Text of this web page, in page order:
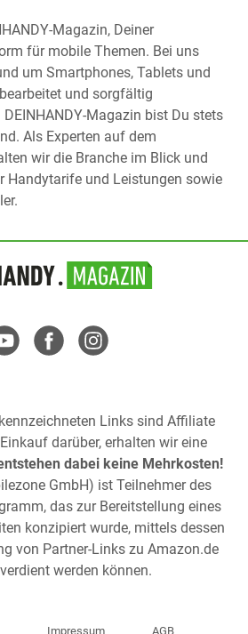
Magazin, Deiner
für mobile Themen. Bei uns
um Smartphones, Tablets und
und sorgfältig
Magazin bist Du stets
Als Experten auf dem
wir die Branche im Blick und
Handytarife und Leistungen sowie
Links sind Affiliate
darüber, erhalten wir eine
dabei keine Mehrkosten!
GmbH) ist Teilnehmer des
das zur Bereitstellung eines
konzipiert wurde, mittels dessen
von Partner-Links zuAmazon.de